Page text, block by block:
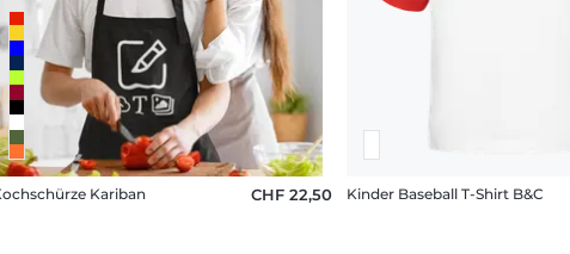
Kariban CHF 22,50 Kinder Baseball T-Shirt B&C